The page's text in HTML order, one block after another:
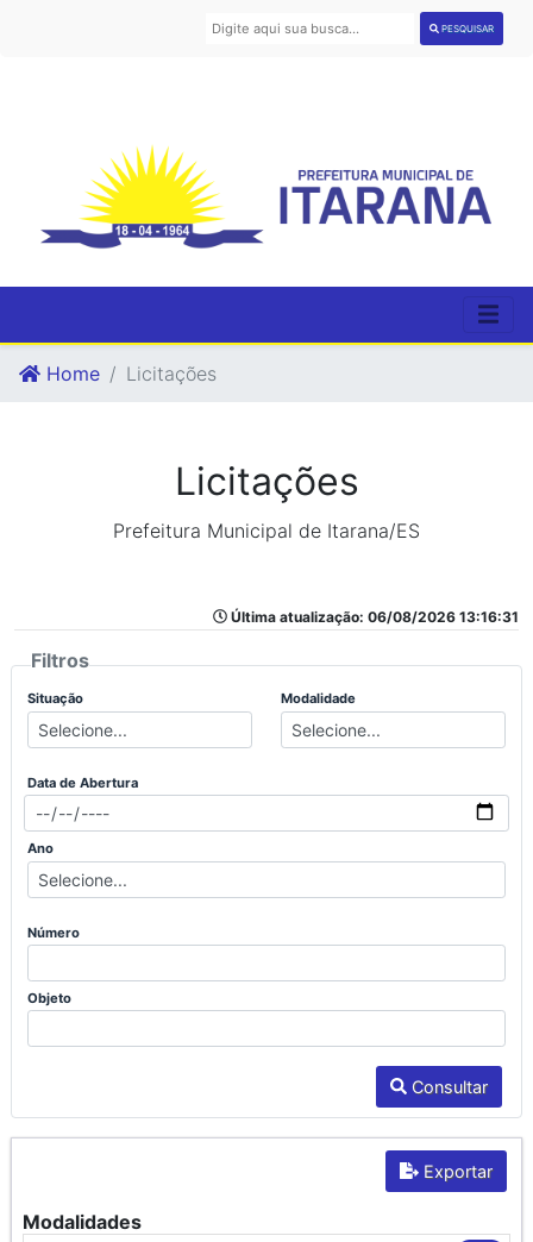
PESQUISAR
Home Licitações
Licitações
Prefeitura Municipal de Itarana/ES
Última atualização: 06/08/2026 13:16:31
Filtros
Situação Modalidade
Data de Abertura
Ano
Número
Objeto
Consultar
Exportar
Modalidades